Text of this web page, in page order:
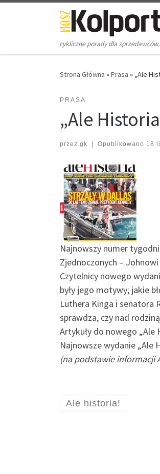
Skip to content
cykliczne porady dla
Strona Główna »Prasa » „Ale
PRASA
„Ale
przez gk Opublikowano 18
Najnowszy numer
Zjednoczonych –
Czytelnicy nowego
były jego motywy; jakie
Luthera Kinga i senatora
sprawdza, czy nad
Artykuły do nowego „Ale
Najnowsze wydanie „Ale
(na podstawie informacji
Ale historia!